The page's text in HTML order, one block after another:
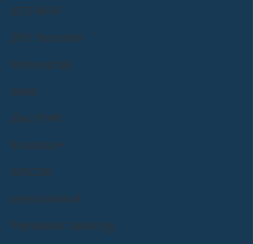
BTS MHR
BTS Tourisme
Partenariat
MAN
Bac STHR
Erasmus+
MCCDR
International
Formation Yachting